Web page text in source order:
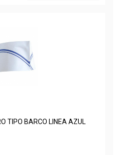
TIPO BARCO LINEA AZUL